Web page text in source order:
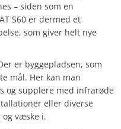
– siden som en
S60 er dermed et
som giver helt nye
er byggepladsen, som
mål. Her kan man
og supplere med infrarøde
eller diverse
væske i.